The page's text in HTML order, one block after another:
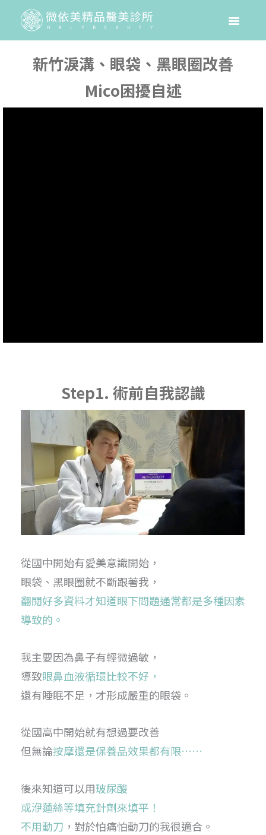
新竹淚溝、眼袋、黑眼圈改善
Mico困擾自述
Step1. 術前自我認識
從國中開始有愛美意識開始，
眼袋、黑眼圈就不斷跟著我，
翻閱好多資料才知道眼下問題通常都是多種因素
導致的。
我主要因為鼻子有輕微過敏，
導致眼鼻血液循環比較不好，
還有睡眠不足，才形成嚴重的眼袋。
從國高中開始就有想過要改善
但無論按摩還是保養品效果都有限……
後來知道可以用玻尿酸
或洢蓮絲等填充針劑來填平！
不用動刀 ，對於怕痛怕動刀的我很適合。